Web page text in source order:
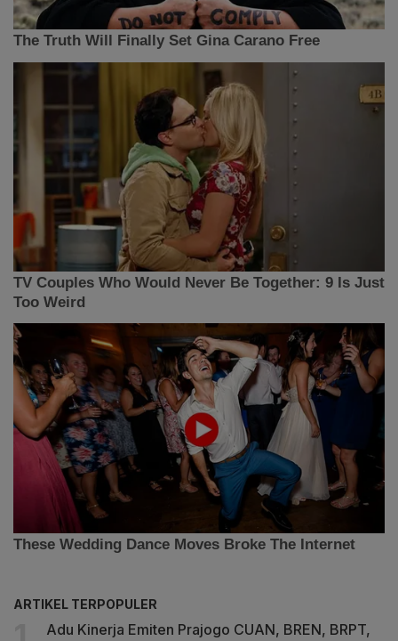
ARTIKEL TERPOPULER
Adu Kinerja Emiten Prajogo CUAN, BREN, BRPT,